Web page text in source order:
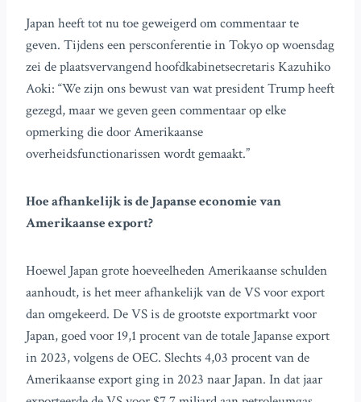
Japan heeft tot nu toe geweigerd om commentaar te
geven. Tijdens een persconferentie in Tokyo op woensdag
zei de plaatsvervangend hoofdkabinetsecretaris Kazuhiko
Aoki: “We zijn ons bewust van wat president Trump heeft
gezegd, maar we geven geen commentaar op elke
opmerking die door Amerikaanse
overheidsfunctionarissen wordt gemaakt.”
Hoe afhankelijk is de Japanse economie van
Amerikaanse export?
Hoewel Japan grote hoeveelheden Amerikaanse schulden
aanhoudt, is het meer afhankelijk van de VS voor export
dan omgekeerd. De VS is de grootste exportmarkt voor
Japan, goed voor 19,1 procent van de totale Japanse export
in 2023, volgens de OEC. Slechts 4,03 procent van de
Amerikaanse export ging in 2023 naar Japan. In dat jaar